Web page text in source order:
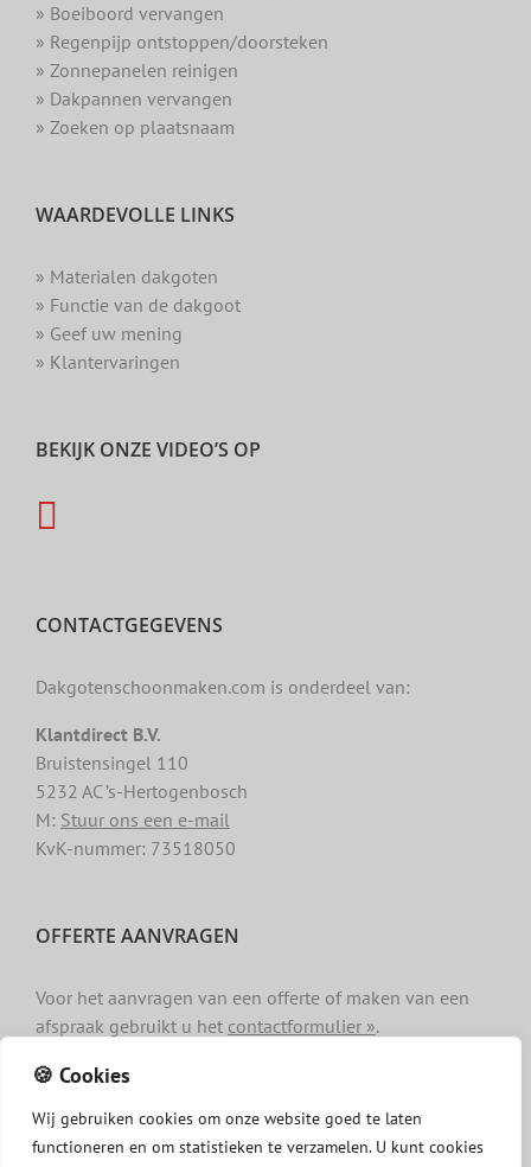
🍪 Cookies
Wij gebruiken cookies om onze website goed te laten
functioneren en om statistieken te verzamelen. U kunt cookies
» Boeiboord vervangen
» Regenpijp ontstoppen/doorsteken
» Zonnepanelen reinigen
» Dakpannen vervangen
» Zoeken op plaatsnaam
WAARDEVOLLE LINKS
» Materialen dakgoten
» Functie van de dakgoot
» Geef uw mening
» Klantervaringen
BEKIJK ONZE VIDEO’S OP
CONTACTGEGEVENS
Dakgotenschoonmaken.com is onderdeel van:
Klantdirect B.V.
Bruistensingel 110
5232 AC ’s-Hertogenbosch
M: Stuur ons een e-mail
KvK-nummer: 73518050
OFFERTE AANVRAGEN
Voor het aanvragen van een offerte of maken van een
afspraak gebruikt u het contactformulier ».